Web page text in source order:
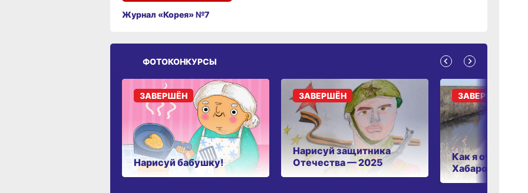
Журнал «Корея» №7
ФОТОКОНКУРСЫ
Нарисуй бабушку!
ЗАВЕРШЁН
Нарисуй защитника
Отечества — 2025
ЗАВЕРШЁН
Как я отдыхаю в
Хабаровском
ЗАВЕРШЁН